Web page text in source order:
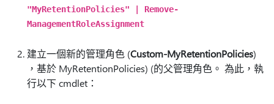
"MyRetentionPolicies" | Remove-
ManagementRoleAssignment
建立一個新的管理角色 (Custom-MyRetentionPolicies)
，基於 MyRetentionPolicies) (的父管理角色。 為此，執
行以下 cmdlet：